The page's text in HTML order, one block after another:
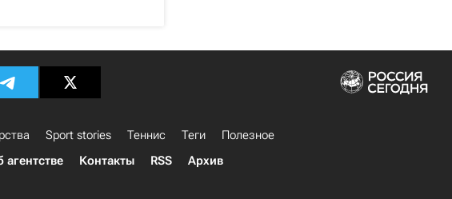
Sport stories Теннис Теги
Полезное
агентстве Контакты RSS Архив